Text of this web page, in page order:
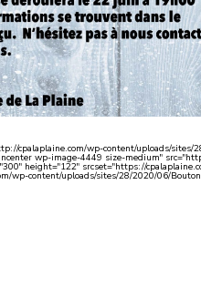
cpalaplaine.com/wp-content/uploads/
wp-image-4449 size-medium"
height="122" srcset="https://
wp-content/uploads/sites/28/2020/06/